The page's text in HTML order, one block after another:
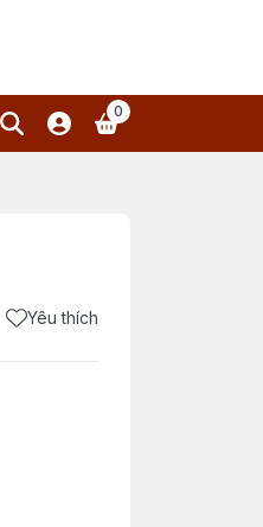
0
Yêu thích